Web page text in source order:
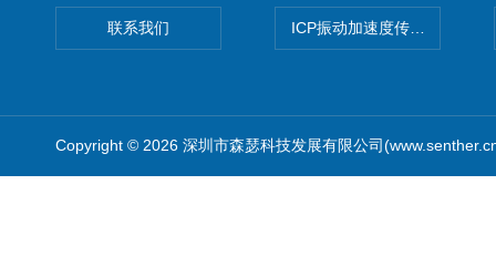
联系我们 ICP振动加速度传感器
Copyright © 2026 深圳市森瑟科技发展有限公司